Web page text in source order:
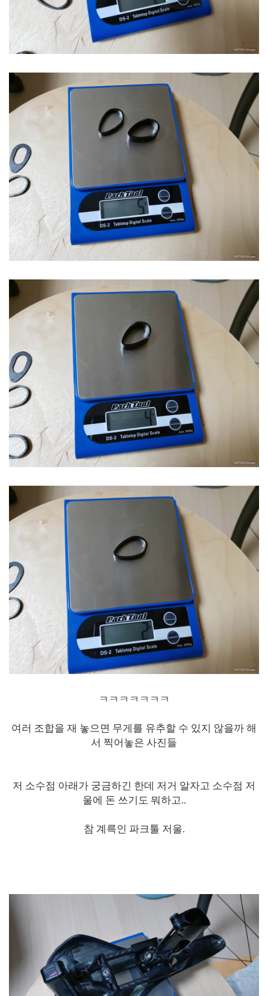
ㅋㅋㅋㅋㅋㅋㅋ
여러 조합을 재 놓으면 무게를 유추할 수 있지 않을까 해
서 찍어놓은 사진들
저 소수점 아래가 궁금하긴 한데 저거 알자고 소수점 저
울에 돈 쓰기도 뭐하고..
참 계륵인 파크툴 저울.